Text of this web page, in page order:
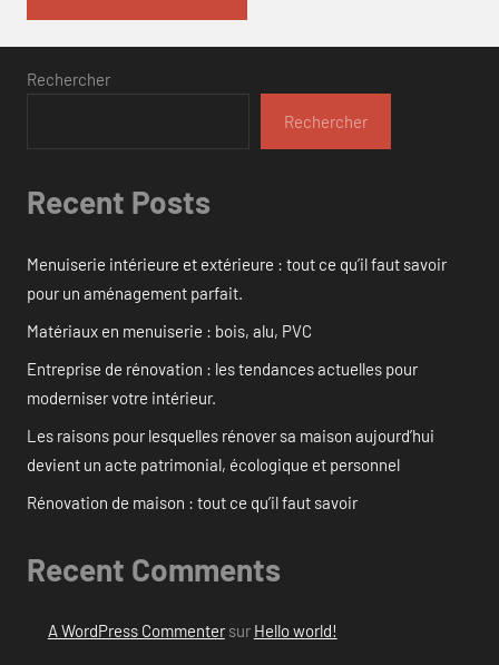
Rechercher
Rechercher
Recent Posts
Menuiserie intérieure et extérieure : tout ce qu’il faut savoir
pour un aménagement parfait.
Matériaux en menuiserie : bois, alu, PVC
Entreprise de rénovation : les tendances actuelles pour
moderniser votre intérieur.
Les raisons pour lesquelles rénover sa maison aujourd’hui
devient un acte patrimonial, écologique et personnel
Rénovation de maison : tout ce qu’il faut savoir
Recent Comments
A WordPress Commentersur Hello world!